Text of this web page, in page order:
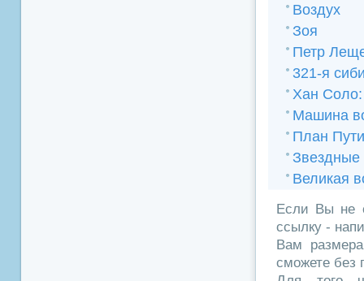
Воздух
Зоя
Петр
321-я
Хан
Машина
План
Великая
Если Вы не
ссылку -
Вам
сможете без